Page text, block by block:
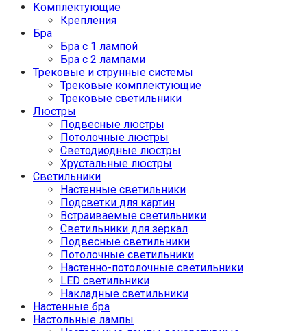
Комплектующие
Крепления
Бра
Бра с 1 лампой
Бра с 2 лампами
Трековые и струнные системы
Трековые комплектующие
Трековые светильники
Люстры
Подвесные люстры
Потолочные люстры
Светодиодные люстры
Хрустальные люстры
Светильники
Настенные светильники
Подсветки для картин
Встраиваемые светильники
Светильники для зеркал
Подвесные светильники
Потолочные светильники
Настенно-потолочные светильники
LED светильники
Накладные светильники
Настенные бра
Настольные лампы